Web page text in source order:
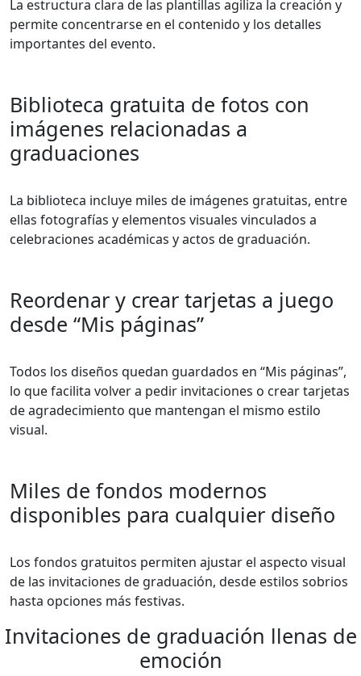
La estructura clara de las plantillas agiliza la creación y
permite concentrarse en el contenido y los detalles
importantes del evento.
Biblioteca gratuita de fotos con
imágenes relacionadas a
graduaciones
La biblioteca incluye miles de imágenes gratuitas, entre
ellas fotografías y elementos visuales vinculados a
celebraciones académicas y actos de graduación.
Reordenar y crear tarjetas a juego
desde “Mis páginas”
Todos los diseños quedan guardados en “Mis páginas”,
lo que facilita volver a pedir invitaciones o crear tarjetas
de agradecimiento que mantengan el mismo estilo
visual.
Miles de fondos modernos
disponibles para cualquier diseño
Los fondos gratuitos permiten ajustar el aspecto visual
de las invitaciones de graduación, desde estilos sobrios
hasta opciones más festivas.
Invitaciones de graduación llenas de
emoción